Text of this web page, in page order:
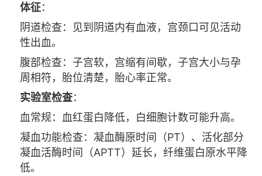
体征：
阴道检查：见到阴道内有血液，宫颈口可见活动
性出血。
腹部检查：子宫软，宫缩有间歇，子宫大小与孕
周相符，胎位清楚，胎心率正常。
实验室检查：
血常规：血红蛋白降低，白细胞计数可能升高。
凝血功能检查：凝血酶原时间（PT）、活化部分
凝血活酶时间（APTT）延长，纤维蛋白原水平降
低。